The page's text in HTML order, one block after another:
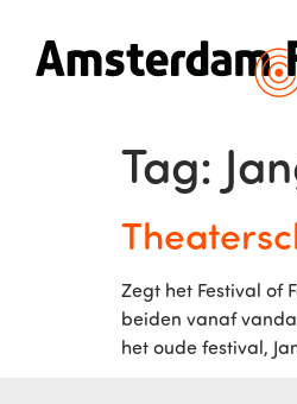
Tag:
Zegt het Festival of
beiden vanaf
het oude festival,